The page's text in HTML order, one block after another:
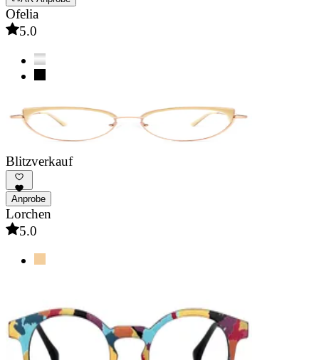
Ofelia
5.0
Blitzverkauf
Anprobe
Lorchen
5.0